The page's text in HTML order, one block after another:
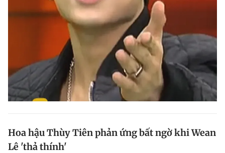
Hoa hậu Thùy Tiên phản ứng bất ngờ khi Wean
Lê 'thả thính'